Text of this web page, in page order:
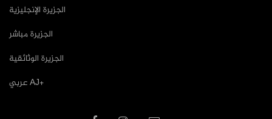
الجزيرة الإنجليزية
الجزيرة مباشر
الجزيرة الوثائقية
عربي AJ+